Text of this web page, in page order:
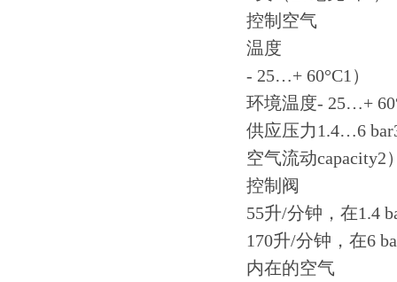
控制空气
温度
- 25…+ 60°C1）
环境温度- 25…+
供应压力1.4…6
空气流动capacity2
控制阀
55升/分钟，在1.4
170升/分钟，在6
内在的空气